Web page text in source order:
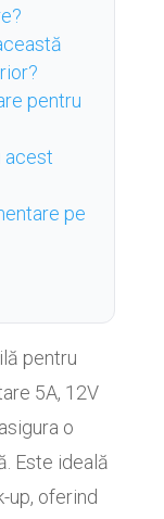
pentru
acest
pe
pentru
5A, 12V
o
Este ideală
up, oferind